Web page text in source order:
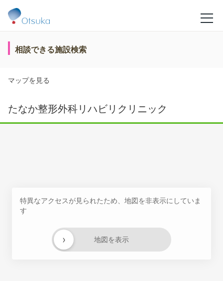
相談できる施設検索
マップを見る
たなか整形外科リハビリクリニック
特異なアクセスが見られたため、地図を非表示にしていま
す
地図を表示
›